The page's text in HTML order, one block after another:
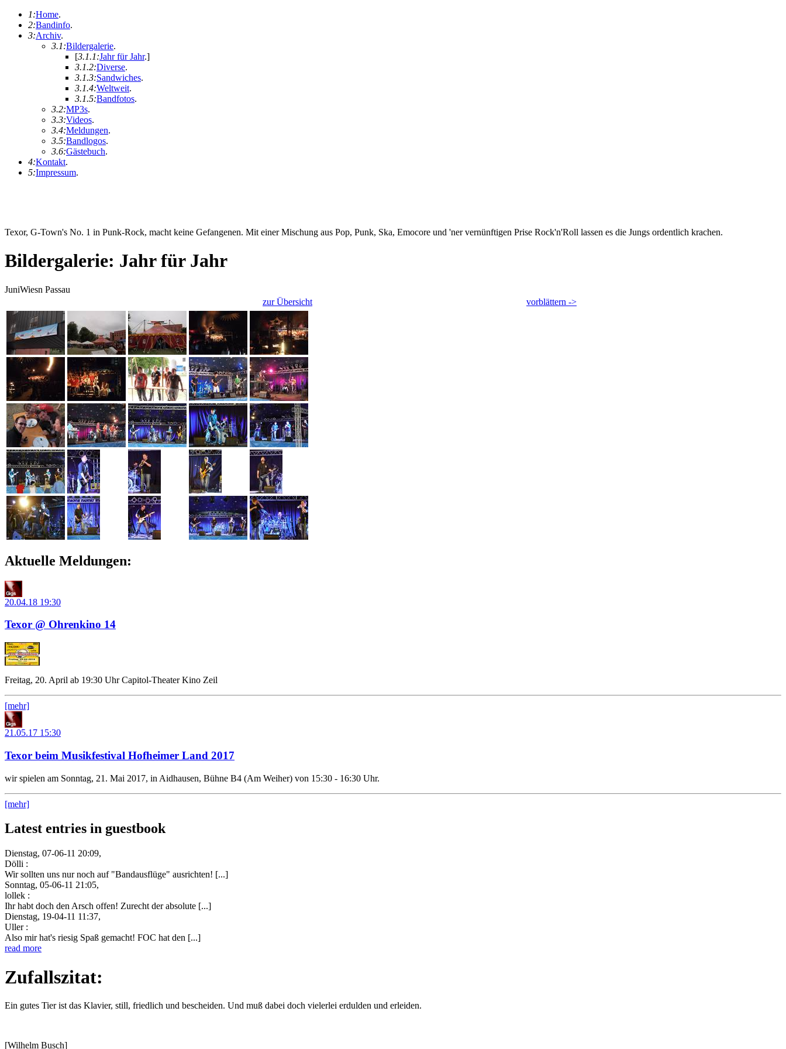
1:Home.
2:Bandinfo.
3:Archiv.
3.1:Bildergalerie.
[3.1.1:Jahr für Jahr.]
3.1.2:Diverse.
3.1.3:Sandwiches.
3.1.4:Weltweit.
3.1.5:Bandfotos.
3.2:MP3s.
3.3:Videos.
3.4:Meldungen.
3.5:Bandlogos.
3.6:Gästebuch.
4:Kontakt.
5:Impressum.
Texor, G-Town's No. 1 in Punk-Rock, macht keine Gefangenen. Mit einer Mischung aus Pop, Punk, Ska, Emocore und 'ner vernünftigen Prise Rock'n'Roll lassen es die Jungs ordentlich krachen.
Bildergalerie: Jahr für Jahr
JuniWiesn Passau
zur Übersicht
vorblättern ->
Aktuelle Meldungen:
20.04.18 19:30
Texor @ Ohrenkino 14
Freitag, 20. April ab 19:30 Uhr Capitol-Theater Kino Zeil
[mehr]
21.05.17 15:30
Texor beim Musikfestival Hofheimer Land 2017
wir spielen am Sonntag, 21. Mai 2017, in Aidhausen, Bühne B4 (Am Weiher) von 15:30 - 16:30 Uhr.
[mehr]
Latest entries in guestbook
Dienstag, 07-06-11 20:09,
Dölli :
Wir sollten uns nur noch auf "Bandausflüge" ausrichten! [...]
Sonntag, 05-06-11 21:05,
lollek :
Ihr habt doch den Arsch offen! Zurecht der absolute [...]
Dienstag, 19-04-11 11:37,
Uller :
Also mir hat's riesig Spaß gemacht! FOC hat den [...]
read more
Zufallszitat:
Ein gutes Tier ist das Klavier, still, friedlich und bescheiden. Und muß dabei doch vielerlei erdulden und erleiden.
[Wilhelm Busch]